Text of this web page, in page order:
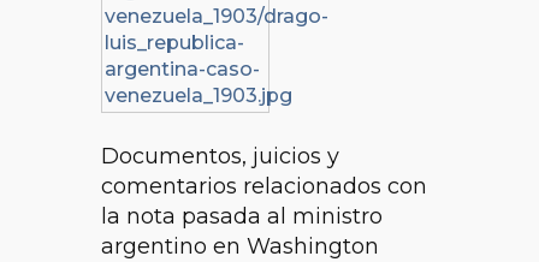
Documentos, juicios y
comentarios relacionados con
la nota pasada al ministro
argentino en Washington